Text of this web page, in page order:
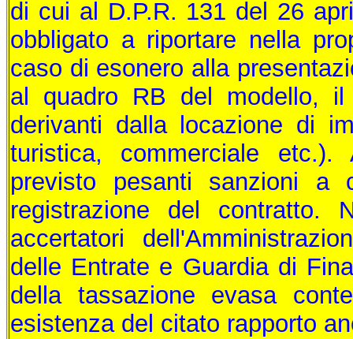
di cui al D.P.R. 131 del 26
obbligato a riportare nella
caso di esonero alla
al quadro RB del modello,
derivanti dalla locazione di
turistica, commerciale
previsto pesanti sanzioni a
registrazione del contratto.
accertatori
delle Entrate e Guardia di
della tassazione evasa
esistenza del citato rapporto